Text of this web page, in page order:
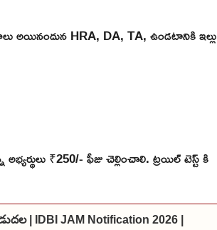
అయినందున HRA, DA, TA, ఉండటానికి ఇల్లు
₹250/- ఫీజు చెల్లించాలి. ట్రయిల్ టెస్ట్ కి
| IDBI JAM Notification 2026 |